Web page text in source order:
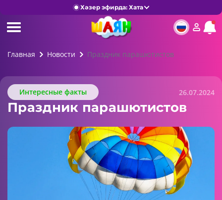
Хәзер эфирда: Хата
Главная Новости Праздник парашютистов
Интересные факты 26.07.2024
Праздник парашютистов